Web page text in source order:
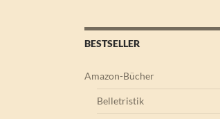
BESTSELLER
Amazon-Bücher
Belletristik